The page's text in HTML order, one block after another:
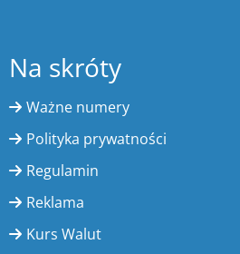
Na skróty
Ważne numery
Polityka prywatności
Regulamin
Reklama
Kurs Walut